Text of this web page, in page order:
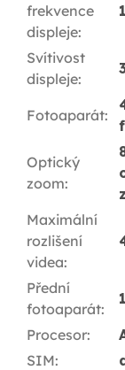
frekvence
displeje:
Svítivost
displeje:
Fotoaparát:
Optický
zoom:
Maximální
rozlišení
videa:
Přední
fotoaparát:
Procesor:
SIM: